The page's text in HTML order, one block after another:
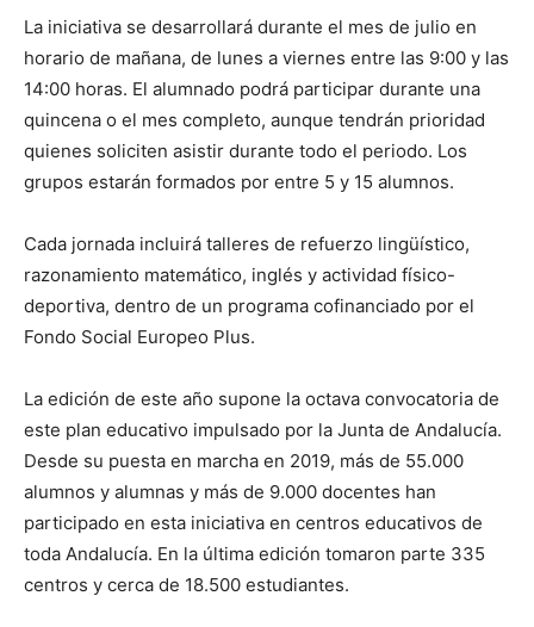
La iniciativa se desarrollará durante el mes de julio en
horario de mañana, de lunes a viernes entre las 9:00 y las
14:00 horas. El alumnado podrá participar durante una
quincena o el mes completo, aunque tendrán prioridad
quienes soliciten asistir durante todo el periodo. Los
grupos estarán formados por entre 5 y 15 alumnos.
Cada jornada incluirá talleres de refuerzo lingüístico,
razonamiento matemático, inglés y actividad físico-
deportiva, dentro de un programa cofinanciado por el
Fondo Social Europeo Plus.
La edición de este año supone la octava convocatoria de
este plan educativo impulsado por la Junta de Andalucía.
Desde su puesta en marcha en 2019, más de 55.000
alumnos y alumnas y más de 9.000 docentes han
participado en esta iniciativa en centros educativos de
toda Andalucía. En la última edición tomaron parte 335
centros y cerca de 18.500 estudiantes.